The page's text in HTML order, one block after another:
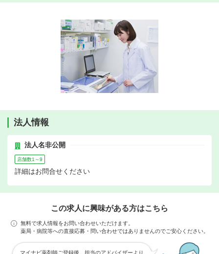
法人情報
法人名非公開
店舗数1～9
詳細はお問合せください
この求人に興味がある方はこちら
無料で求人情報をお問い合わせいただけます。
薬局・病院等への直接応募・問い合わせではありませんのでご安心ください。
マイナビ薬剤師ご登録後、担当のアドバイザーより